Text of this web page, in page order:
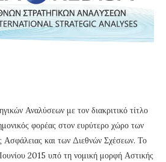
Αναλύσεων με τον διακριτικό τίτλο
φορέας στον ευρύτερο χώρο των
Ασφάλειας και των Διεθνών Σχέσεων. Το
2015 υπό τη νομική μορφή Αστικής